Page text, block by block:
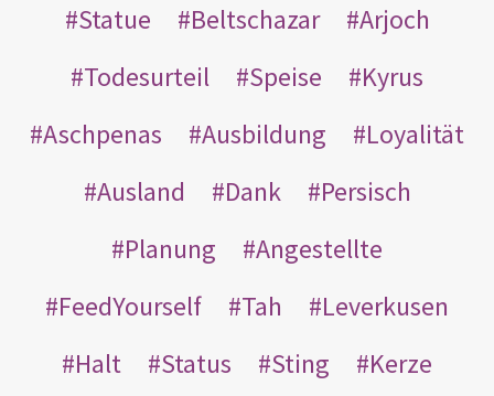
Statue
Beltschazar
Arjoch
Todesurteil
Speise
Kyrus
Aschpenas
Ausbildung
Loyalität
Ausland
Dank
Persisch
Planung
Angestellte
FeedYourself
Tah
Leverkusen
Halt
Status Sting
Kerze